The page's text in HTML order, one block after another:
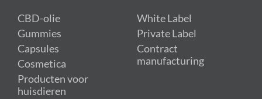
CBD-olie
Gummies
Capsules
Cosmetica
Producten voor
huisdieren
White Label
Private Label
Contract
manufacturing